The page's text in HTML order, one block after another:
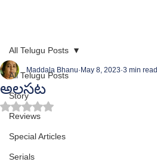
All Telugu Posts
Story
Reviews
Special Articles
Serials
All Telugu Posts
అలసట
Maddala Bhanu May 8, 2023 3 min read
Rated NaN out of 5 stars.